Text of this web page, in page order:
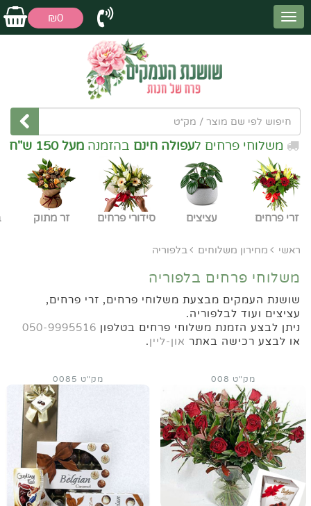
₪0
משלוחי פרחים לעפולה חינם בהזמנה מעל 150 ש"ח
זרי פרחים עציצים סידורי פרחים זר מתוק
ראשי מחירון משלוחים בלפוריה
משלוחי פרחים בלפוריה
שושנת העמקים מבצעת משלוחי פרחים, זרי פרחים,
עציצים ועוד לבלפוריה.
ניתן לבצע הזמנת משלוחי פרחים בטלפון 050-9995516
או לבצע רכישה באתר און-ליין.
מק"ט 008 מק"ט 0085